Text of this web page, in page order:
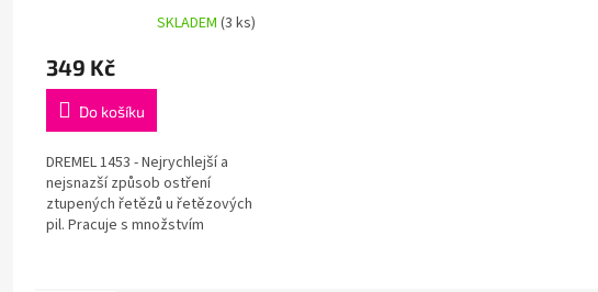
SKLADEM (3 ks)
349 Kč
Do košíku
DREMEL 1453 - Nejrychlejší a
nejsnazší způsob ostření
ztupených řetězů u řetězových
pil. Pracuje s množstvím